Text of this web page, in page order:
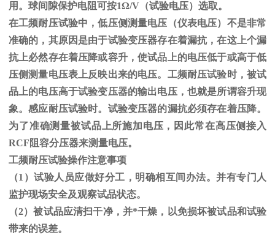
用。球间隙保护电阻可按1Ω/V（试验电压）选取。
在工频耐压试验中，低压侧测量电压（仪表电压）不是非常
准确的，其原因是由于试验变压器存在着漏抗，在这上个漏
抗上必然存在着压降或容升，使试品上的电压低于或高于低
压侧测量电压表上反映出来的电压。工频耐压试验时，被试
品上的电压高于试验变压器的输出电压，也就是所谓容升现
象。感应耐压试验时。试验变压器的漏抗必须存在着压降。
为了准确测量被试品上所施加电压，因此常在高压侧接入
RCF阻容分压器来测量电压。
工频耐压试验操作注意事项
（1 ）试验人员应做好分工，明确相互间办法。并有专门人
监护现场安全及观察试品状态。
（2）被试品应清扫干净，并*干燥，以免损坏被试品和试验
带来的误差。